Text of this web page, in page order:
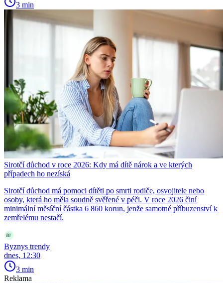
3 min
Sirotčí důchod v roce 2026: Kdy má dítě nárok a ve kterých
případech ho nezíská
Sirotčí důchod má pomoci dítěti po smrti rodiče, osvojitele nebo
osoby, která ho měla soudně svěřené v péči. V roce 2026 činí
minimální měsíční částka 6 860 korun, jenže samotné příbuzenství k
zemřelému nestačí.
Byznys trendy
dnes, 12:30
3 min
Reklama